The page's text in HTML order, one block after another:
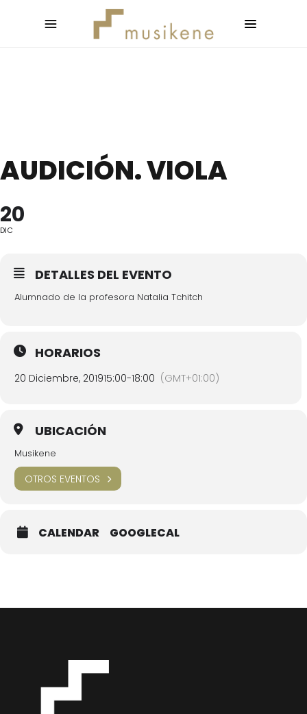
AUDICIÓN. VIOLA
20
DIC
DETALLES DEL EVENTO
Alumnado de la profesora Natalia Tchitch
HORARIOS
20 Diciembre, 201915:00-18:00 (GMT+01:00)
UBICACIÓN
Musikene
OTROS EVENTOS
CALENDAR GOOGLECAL